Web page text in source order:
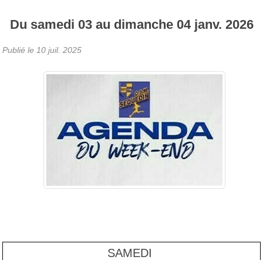
Du samedi 03au dimanche 04 janv. 2026
Publié le 10 juil. 2025
SAMEDI